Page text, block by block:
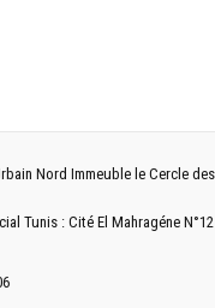
Nord Immeuble le Cercle
Tunis : Cité El Mahragéne